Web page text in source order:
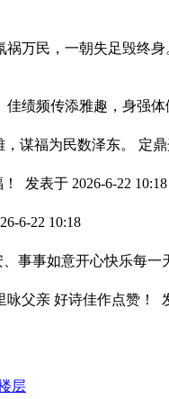
万民，一朝失足毁终
绩频传添雅趣，身强
，谋福为民数泽东。 定
！ 发表于 2026-6-22 10:18
6-22 10:18
事事如意开心快乐每一
咏父亲 好诗佳作点赞！
层